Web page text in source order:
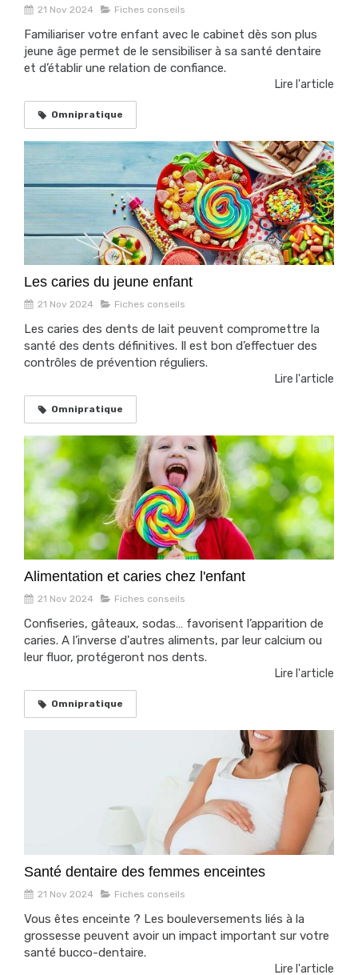
21 Nov 2024 Fiches conseils
Familiariser votre enfant avec le cabinet dès son plus
jeune âge permet de le sensibiliser à sa santé dentaire
et d’établir une relation de confiance.
Lire l'article
Omnipratique
Les caries du jeune enfant
21 Nov 2024 Fiches conseils
Les caries des dents de lait peuvent compromettre la
santé des dents définitives. Il est bon d’effectuer des
contrôles de prévention réguliers.
Lire l'article
Omnipratique
Alimentation et caries chez l'enfant
21 Nov 2024 Fiches conseils
Confiseries, gâteaux, sodas… favorisent l’apparition de
caries. A l’inverse d'autres aliments, par leur calcium ou
leur fluor, protégeront nos dents.
Lire l'article
Omnipratique
Santé dentaire des femmes enceintes
21 Nov 2024 Fiches conseils
Vous êtes enceinte ? Les bouleversements liés à la
grossesse peuvent avoir un impact important sur votre
santé bucco-dentaire.
Lire l'article